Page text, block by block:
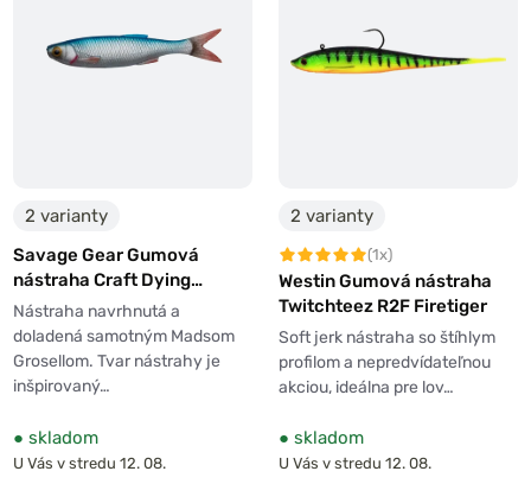
2 varianty
Savage Gear Gumová
nástraha Craft Dying
Minnow Blue Pearl 5ks
Nástraha navrhnutá a
doladená samotným Madsom
Grosellom. Tvar nástrahy je
inšpirovaný…
● skladom
U Vás v stredu 12. 08.
2 varianty
(1x)
Westin Gumová nástraha
Twitchteez R2F Firetiger
Soft jerk nástraha so štíhlym
profilom a nepredvídateľnou
akciou, ideálna pre lov…
● skladom
U Vás v stredu 12. 08.